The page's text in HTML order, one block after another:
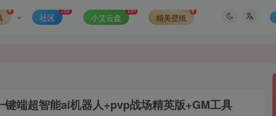
社区
+99
小艾云盘
VIP
精美壁纸
，请联系站长QQ466107887进行删除处理。
键端超智能ai机器人+pvp战场精英版+GM工具